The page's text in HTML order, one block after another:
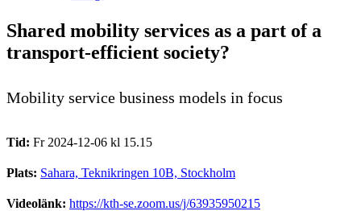
Shared mobility services as a part of a
transport-efficient society?
Mobility service business models in focus
Tid: Fr 2024-12-06 kl 15.15
Plats: Sahara, Teknikringen 10B, Stockholm
Videolänk: https://kth-se.zoom.us/j/63935950215